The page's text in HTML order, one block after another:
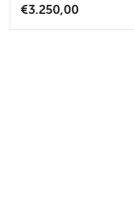
€3.250,00